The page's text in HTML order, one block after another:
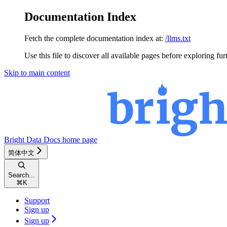
Documentation Index
Fetch the complete documentation index at: /llms.txt
Use this file to discover all available pages before exploring
Skip to main content
Bright Data Docs home page
简体中文
Search...
⌘ K
Support
Sign up
Sign up